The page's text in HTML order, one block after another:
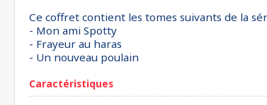
Ce coffret contient les tomes suivants de la
- Mon ami Spotty
- Frayeur au haras
- Un nouveau poulain
Caractéristiques